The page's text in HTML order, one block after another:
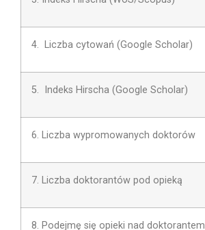
4. Liczba cytowań (Google Scholar)
5. Indeks Hirscha (Google Scholar)
6. Liczba wypromowanych doktorów
7. Liczba doktorantów pod opieką
8. Podejmę się opieki nad doktorantem